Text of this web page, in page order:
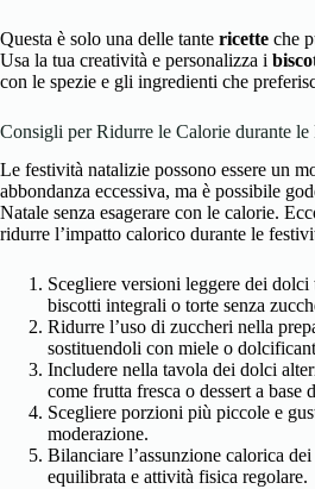
Questa è solo una delle tante ricette che
Usa la tua creatività e personalizza i
con le spezie e gli ingredienti che
Consigli per Ridurre le Calorie durante le
Le festività natalizie possono essere un
abbondanza eccessiva, ma è possibile
Natale senza esagerare con le calorie.
ridurre l’impatto calorico durante le
Scegliere versioni leggere dei
biscotti integrali o torte senza
Ridurre l’uso di zuccheri nella
sostituendoli con miele o
Includere nella tavola dei dolci
come frutta fresca o dessert a base
Scegliere porzioni più piccole e
moderazione.
Bilanciare l’assunzione calorica
equilibrata e attività fisica regolare.